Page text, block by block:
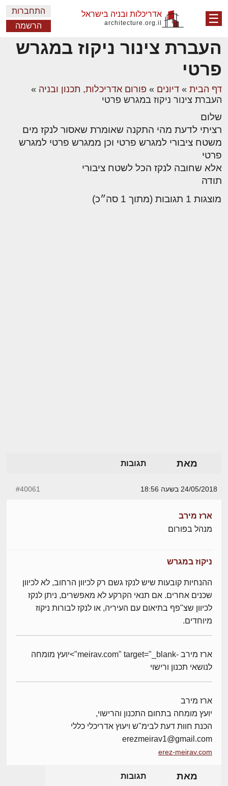
☰ אדריכלות ובניה בישראל
architecture.org.il
התחברות
הרשמה
העברת צינור ניקוז במגרש
פרטי
דף הבית » דיונים » פורום אדריכלות, תכנון ובניה »
העברת צינור ניקוז במגרש פרטי
שלום
רציתי לדעת מהי התקנה שאומרת שאסור לנקז מים
משטח ציבורי למגרש פרטי וכן ממגרש פרטי למגרש
פרטי
אלא שחובה לנקז הכל לשטח ציבורי
תודה
מוצגות 1 תגובות (מתוך 1 סה״כ)
מאת תגובות
24/05/2018 בשעה 18:56 #40061
ארז מירב
מנהל בפורום
ניקוז במגרש
ההנחיות קובעות שיש לנקז גשם רק לכיוון הרחוב, לא לכיוון
שכנים אחרים. אם תנאי הקרקע לא מאפשרים, ניתן לנקז
לכיוון שצ"פף בתיאום עם העיריה, או לנקז לבורות ניקוז
מיוחדים.
ארז מירב -meirav.com" target="_blank">יועץ מומחה
לנושאי תכנון ורישוי
ארז מירב
יועץ מומחה בתחום התכנון והרישוי,
הכנת חוות דעת לבימ"ש ויעוץ אדריכלי כללי
erezmeirav1@gmail.com
erez-meirav.com
מאת תגובות